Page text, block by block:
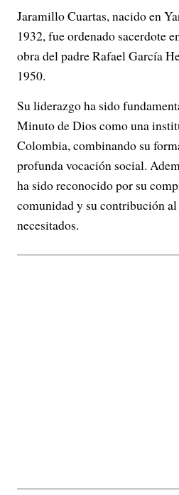
Jaramillo Cuartas, nacido en
1932, fue ordenado sacerdote
obra del padre Rafael García
1950.
Su liderazgo ha sido
Minuto de Dios como una
Colombia, combinando su
profunda vocación social.
ha sido reconocido por su
comunidad y su contribución al
necesitados.